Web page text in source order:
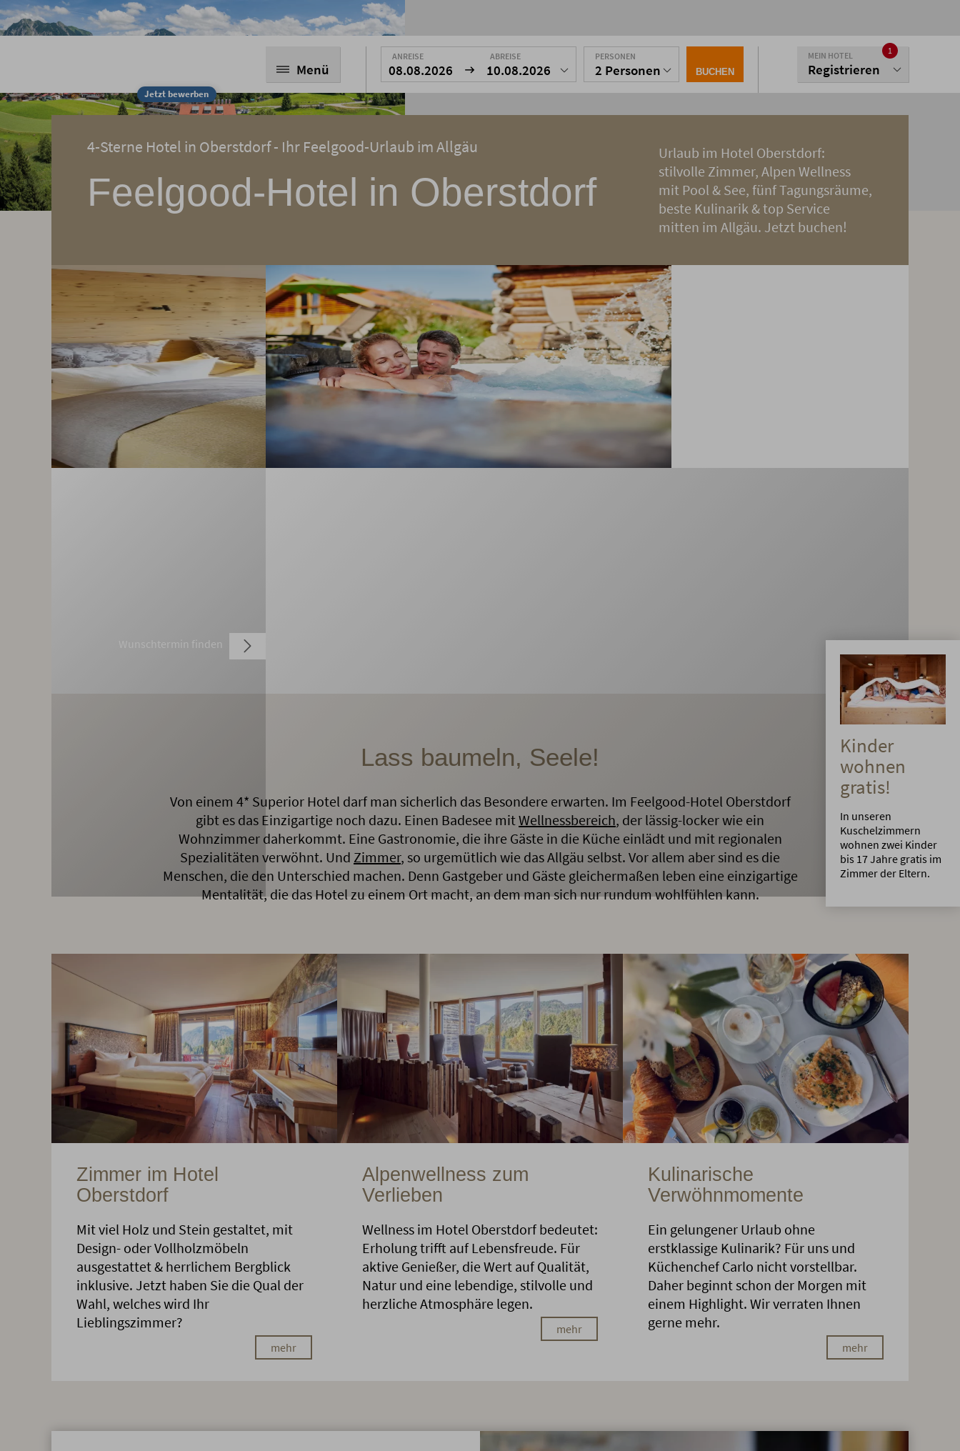
Jetzt bewerben
Menü
ANREISE
08.08.2026
ABREISE
10.08.2026
PERSONEN
2 Personen BUCHEN
MEIN HOTEL
Registrieren
1
4-Sterne Hotel in Oberstdorf - Ihr Feelgood-Urlaub im Allgäu
Feelgood-Hotel in Oberstdorf
Urlaub im Hotel Oberstdorf:
stilvolle Zimmer, Alpen Wellness
mit Pool & See, fünf Tagungsräume,
beste Kulinarik & top Service
mitten im Allgäu. Jetzt buchen!
Wunschtermin finden
Lass baumeln, Seele!
Von einem 4* Superior Hotel darf man sicherlich das Besondere erwarten. Im Feelgood-Hotel Oberstdorf
gibt es das Einzigartige noch dazu. Einen Badesee mitWellnessbereich, der lässig-locker wie ein
Wohnzimmer daherkommt. Eine Gastronomie, die ihre Gäste in die Küche einlädt und mit regionalen
Spezialitäten verwöhnt. Und Zimmer, so urgemütlich wie das Allgäu selbst. Vor allem aber sind es die
Menschen, die den Unterschied machen. Denn Gastgeber und Gäste gleichermaßen leben eine einzigartige
Mentalität, die das Hotel zu einem Ort macht, an dem man sich nur rundum wohlfühlen kann.
Zimmer im Hotel
Oberstdorf
Mit viel Holz und Stein gestaltet, mit
Design- oder Vollholzmöbeln
ausgestattet & herrlichem Bergblick
inklusive. Jetzt haben Sie die Qual der
Wahl, welches wird Ihr
Lieblingszimmer?
mehr
Alpenwellness zum
Verlieben
Wellness im Hotel Oberstdorf bedeutet:
Erholung trifft auf Lebensfreude. Für
aktive Genießer, die Wert auf Qualität,
Natur und eine lebendige, stilvolle und
herzliche Atmosphäre legen.
mehr
Kulinarische
Verwöhnmomente
Ein gelungener Urlaub ohne
erstklassige Kulinarik? Für uns und
Küchenchef Carlo nicht vorstellbar.
Daher beginnt schon der Morgen mit
einem Highlight. Wir verraten Ihnen
gerne mehr.
mehr
Kinder
wohnen
gratis!
In unseren
Kuschelzimmern
wohnen zwei Kinder
bis 17 Jahre gratis im
Zimmer der Eltern.